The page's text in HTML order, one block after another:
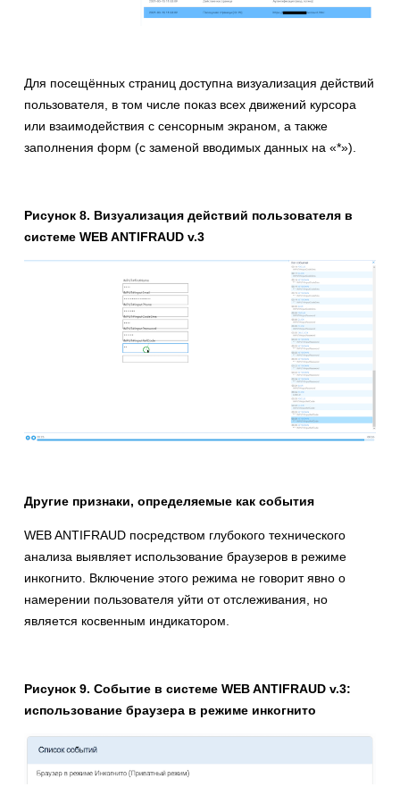
Для посещённых страниц доступна визуализация действий
пользователя, в том числе показ всех движений курсора
или взаимодействия с сенсорным экраном, а также
заполнения форм (с заменой вводимых данных на «*»).
Рисунок 8. Визуализация действий пользователя в
системе WEB ANTIFRAUD v.3
Другие признаки, определяемые как события
WEB ANTIFRAUD посредством глубокого технического
анализа выявляет использование браузеров в режиме
инкогнито. Включение этого режима не говорит явно о
намерении пользователя уйти от отслеживания, но
является косвенным индикатором.
Рисунок 9. Событие в системе WEB ANTIFRAUD v.3:
использование браузера в режиме инкогнито